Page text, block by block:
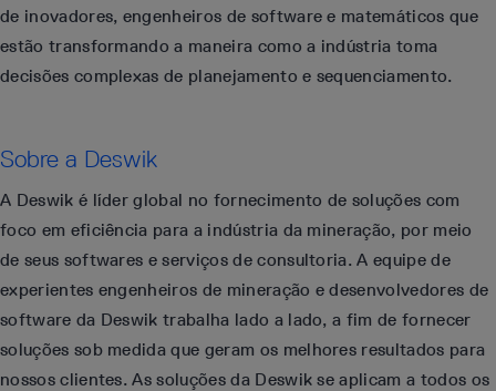
de inovadores, engenheiros de software e matemáticos que
estão transformando a maneira como a indústria toma
decisões complexas de planejamento e sequenciamento.
Sobre a Deswik
A Deswik é líder global no fornecimento de soluções com
foco em eficiência para a indústria da mineração, por meio
de seus softwares e serviços de consultoria. A equipe de
experientes engenheiros de mineração e desenvolvedores de
software da Deswik trabalha lado a lado, a fim de fornecer
soluções sob medida que geram os melhores resultados para
nossos clientes. As soluções da Deswik se aplicam a todos os